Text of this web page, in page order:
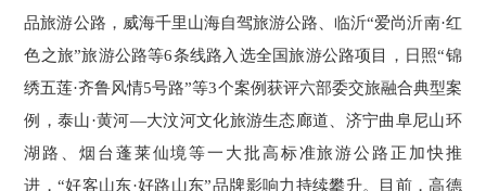
品旅游公路，威海千里山海自驾旅游公路、临沂“爱尚沂南·红
色之旅”旅游公路等6条线路入选全国旅游公路项目，日照“锦
绣五莲·齐鲁风情5号路”等3个案例获评六部委交旅融合典型案
例，泰山·黄河—大汶河文化旅游生态廊道、济宁曲阜尼山环
湖路、烟台蓬莱仙境等一大批高标准旅游公路正加快推
进，“好客山东·好路山东”品牌影响力持续攀升。目前，高德